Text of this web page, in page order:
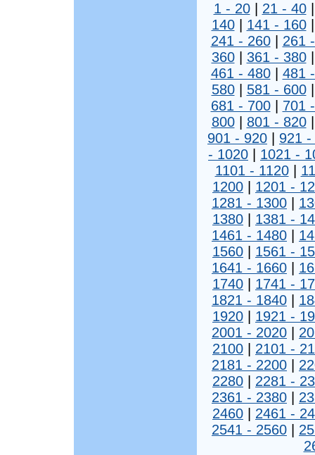
1 - 20| 21 - 40
140| 141 - 160
241 - 260| 261
360| 361 - 380
461 - 480| 481
580| 581 - 600
681 - 700| 701
800| 801 - 820
901 - 920
921 -
- 1020
1021 -
1101 - 1120|
1200
1201 -
1281 - 1300
1380
1381 -
1461 - 1480
1560
1561 -
1641 - 1660
1740
1741 -
1821 - 1840
1920
1921 -
2001 - 2020
2100
2101 -
2181 - 2200
2280
2281 -
2361 - 2380
2460
2461 -
2541 - 2560